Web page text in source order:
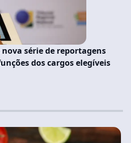
nova série de reportagens
dos cargos elegíveis